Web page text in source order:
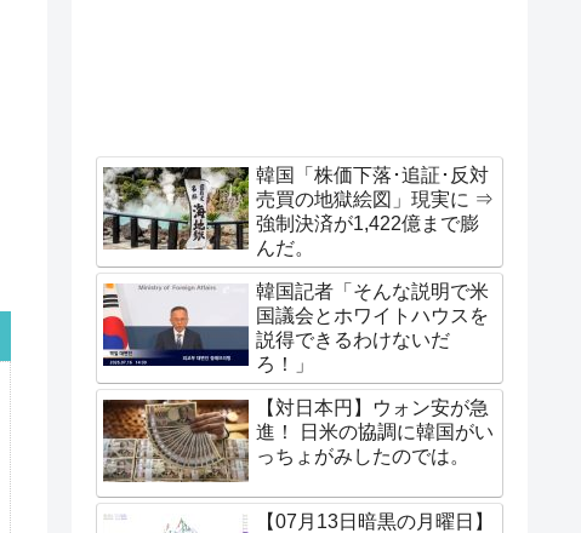
韓国「株価下落･追証･反対
売買の地獄絵図」現実に ⇒
強制決済が1,422億まで膨
んだ。
韓国記者「そんな説明で米
国議会とホワイトハウスを
説得できるわけないだ
ろ！」
【対日本円】ウォン安が急
進！ 日米の協調に韓国がい
っちょがみしたのでは。
【07月13日暗黒の月曜日】